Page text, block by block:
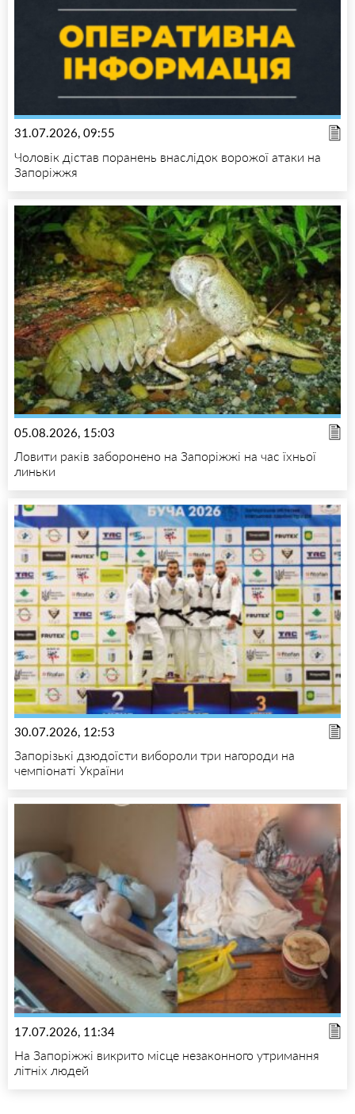
31.07.2026, 09:55
Чоловік дістав поранень внаслідок ворожої атаки на
Запоріжжя
05.08.2026, 15:03
Ловити раків заборонено на Запоріжжі на час їхньої
линьки
30.07.2026, 12:53
Запорізькі дзюдоїсти вибороли три нагороди на
чемпіонаті України
17.07.2026, 11:34
На Запоріжжі викрито місце незаконного утримання
літніх людей